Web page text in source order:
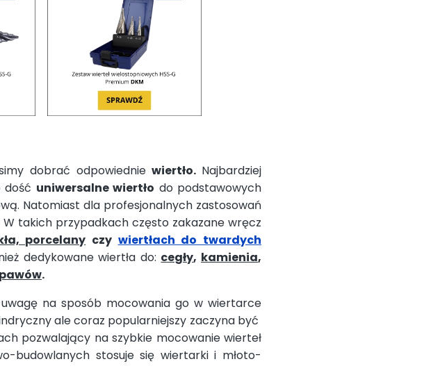
dobrać odpowiedniewiertło. Najbardziej
dość uniwersalne wiertło do podstawowych
Natomiast dla profesjonalnych zastosowań
takich przypadkach często zakazane wręcz
porcelany czy wiertłach do twardych
dedykowane wiertła do: cegły, kamienia,
.
na sposób mocowania go w wiertarce
ale coraz popularniejszy zaczyna być
pozwalający na szybkie mocowanie wierteł
budowlanych stosuje się wiertarki i młoto-